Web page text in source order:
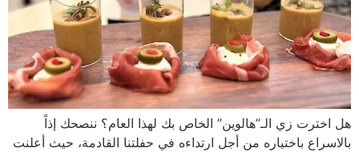
هل اخترت زي الـ”هالوين” الخاص بك لهذا العام؟ ننصحك إذاً
بالاسراع باختياره من أجل ارتداءه في حفلتنا القادمة، حيث أعلنت